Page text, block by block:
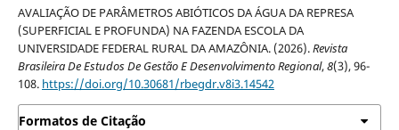
AVALIAÇÃO DE PARÂMETROS ABIÓTICOS DA ÁGUA DA REPRESA
(SUPERFICIAL E PROFUNDA) NA FAZENDA ESCOLA DA
UNIVERSIDADE FEDERAL RURAL DA AMAZÔNIA. (2026).Revista
Brasileira De Estudos De Gestão E Desenvolvimento Regional,8(3), 96-
108. https://doi.org/10.30681/rbegdr.v8i3.14542
Formatos de Citação